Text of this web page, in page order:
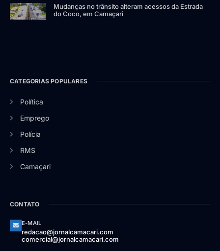
Mudanças no trânsito alteram acessos da Estrada
do Coco, em Camaçari
CATEGORIAS POPULARES
Política
Emprego
Polícia
RMS
Camaçari
CONTATO
E-MAIL
redacao@jornalcamacari.com
comercial@jornalcamacari.com